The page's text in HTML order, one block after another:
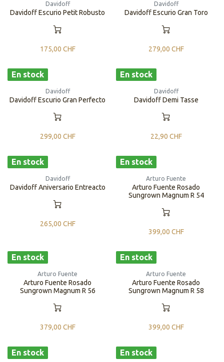
Davidoff
Davidoff Escurio Petit Robusto
175,00 CHF
Davidoff
Davidoff Escurio Gran Toro
279,00 CHF
En stock
Davidoff
Davidoff Escurio Gran Perfecto
299,00 CHF
En stock
Davidoff
Davidoff Demi Tasse
22,90 CHF
En stock
Davidoff
Davidoff Aniversario Entreacto
265,00 CHF
En stock
Arturo Fuente
Arturo Fuente Rosado
Sungrown Magnum R 54
399,00 CHF
En stock
Arturo Fuente
Arturo Fuente Rosado
Sungrown Magnum R 56
379,00 CHF
En stock
Arturo Fuente
Arturo Fuente Rosado
Sungrown Magnum R 58
399,00 CHF
En stock En stock